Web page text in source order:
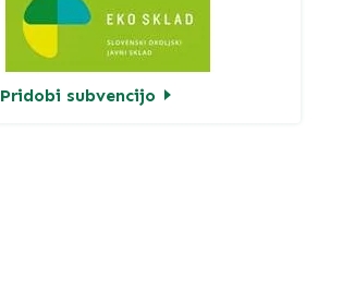
Pridobi subvencijo